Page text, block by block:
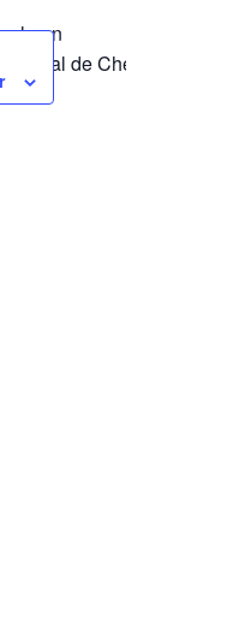
en
Val de Cher, à